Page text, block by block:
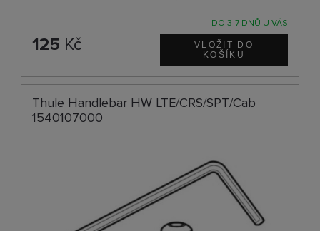
DO 3-7 DNŮ U VÁS
125 Kč
Thule Handlebar HW LTE/CRS/SPT/Cab
1540107000